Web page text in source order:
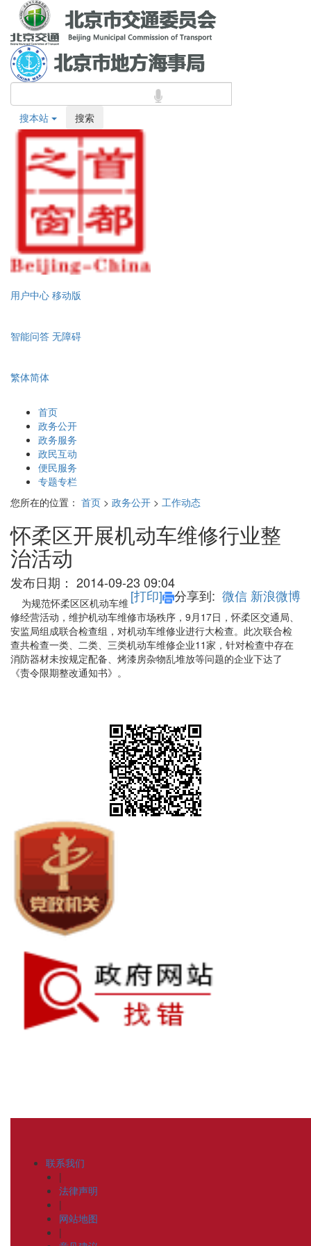
搜本站 搜索
用户中心 移动版
智能问答 无障碍
繁体简体
首页
政务公开
政务服务
政民互动
便民服务
专题专栏
您所在的位置： 首页 > 政务公开 > 工作动态
怀柔区开展机动车维修行业整
治活动
发布日期： 2014-09-23 09:04
[打印] 分享到: 微信 新浪微博
为规范怀柔区区机动车维
修经营活动，维护机动车维修市场秩序，9月17日，怀柔区交通局、
安监局组成联合检查组，对机动车维修业进行大检查。此次联合检
查共检查一类、二类、三类机动车维修企业11家，针对检查中存在
消防器材未按规定配备、烤漆房杂物乱堆放等问题的企业下达了
《责令限期整改通知书》。
联系我们
|
法律声明
|
网站地图
|